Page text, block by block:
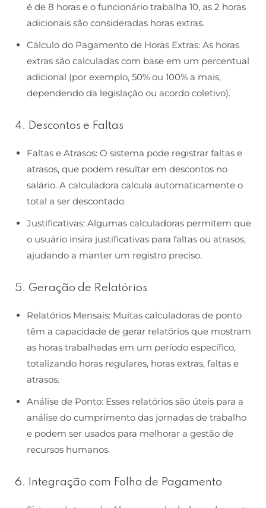
é de 8 horas e o funcionário trabalha 10, as 2 horas
adicionais são consideradas horas extras.
Cálculo do Pagamento de Horas Extras: As horas
extras são calculadas com base em um percentual
adicional (por exemplo, 50% ou 100% a mais,
dependendo da legislação ou acordo coletivo).
4. Descontos e Faltas
Faltas e Atrasos: O sistema pode registrar faltas e
atrasos, que podem resultar em descontos no
salário. A calculadora calcula automaticamente o
total a ser descontado.
Justificativas: Algumas calculadoras permitem que
o usuário insira justificativas para faltas ou atrasos,
ajudando a manter um registro preciso.
5. Geração de Relatórios
Relatórios Mensais: Muitas calculadoras de ponto
têm a capacidade de gerar relatórios que mostram
as horas trabalhadas em um período específico,
totalizando horas regulares, horas extras, faltas e
atrasos.
Análise de Ponto: Esses relatórios são úteis para a
análise do cumprimento das jornadas de trabalho
e podem ser usados para melhorar a gestão de
recursos humanos.
6. Integração com Folha de Pagamento